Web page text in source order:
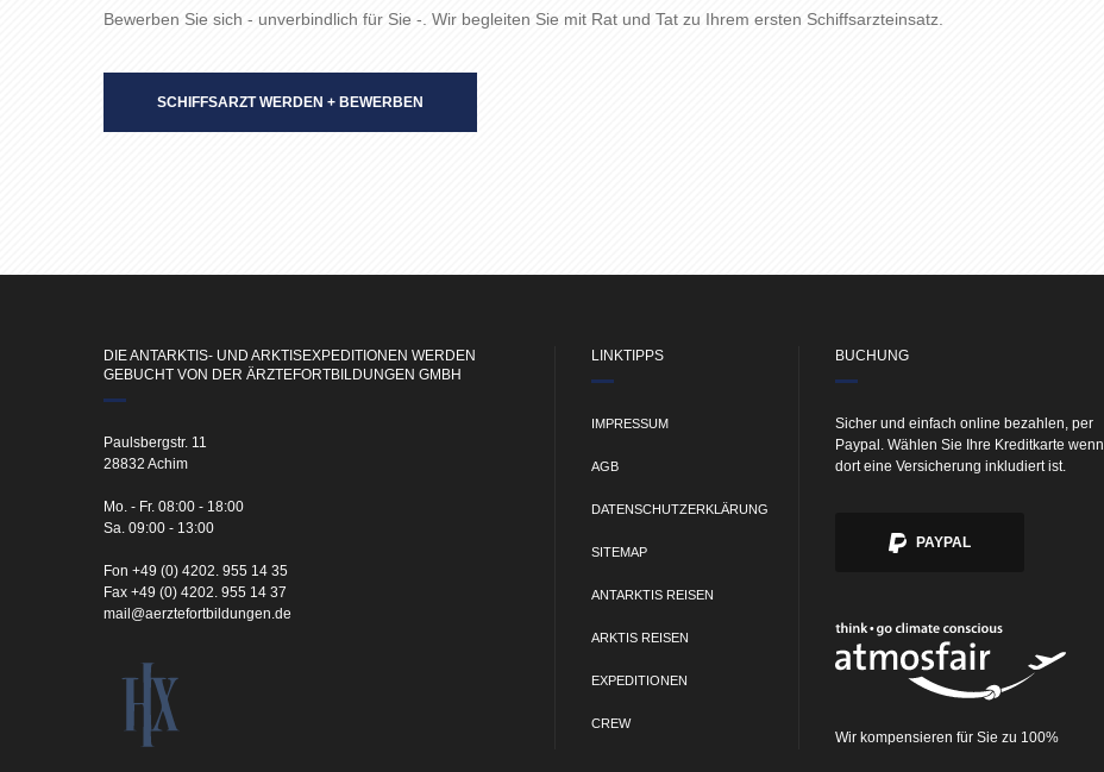
Bewerben Sie sich - unverbindlich für Sie -. Wir begleiten Sie mit Rat und Tat zu Ihrem ersten Schiffsarzteinsatz.
SCHIFFSARZT WERDEN + BEWERBEN
DIE ANTARKTIS- UND ARKTISEXPEDITIONEN WERDEN
GEBUCHT VON DER ÄRZTEFORTBILDUNGEN GMBH
Paulsbergstr. 11
28832 Achim
Mo. - Fr. 08:00 - 18:00
Sa. 09:00 - 13:00
Fon +49 (0) 4202. 955 14 35
Fax +49 (0) 4202. 955 14 37
mail@aerztefortbildungen.de
LINKTIPPS
IMPRESSUM
AGB
DATENSCHUTZERKLÄRUNG
SITEMAP
ANTARKTIS REISEN
ARKTIS REISEN
EXPEDITIONEN
CREW
BUCHUNG
Sicher und einfach online bezahlen, per
Paypal. Wählen Sie Ihre Kreditkarte wenn
dort eine Versicherung inkludiert ist.
PAYPAL
Wir kompensieren für Sie zu 100%